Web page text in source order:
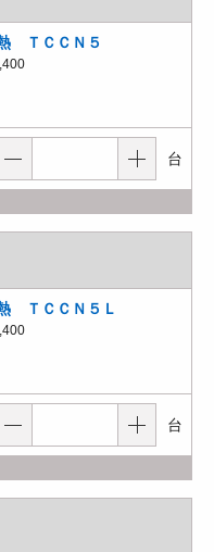
ＴＣＣＮ５
台
ＴＣＣＮ５Ｌ
台